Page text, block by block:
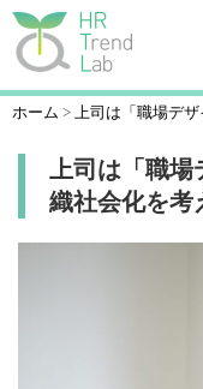
ホーム 上司は「職場デ
上司は「職
織社会化を考